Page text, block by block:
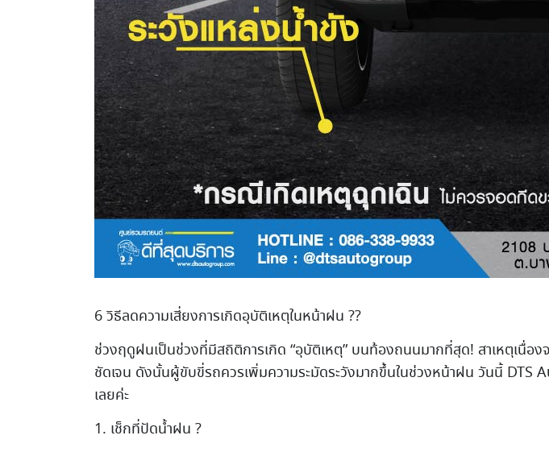
6 วิธีลดความเสี่ยงการเกิดอุบัติเหตุในหน้าฝน ??
ช่วงฤดูฝนเป็นช่วงที่มีสถิติการเกิด “อุบัติเหตุ” บนท้องถนนมากที่สุด! สาเหตุเนื่อ
ชัดเจน ดังนั้นผู้ขับขี่รถควรเพิ่มความระมัดระวังมากขึ้นในช่วงหน้าฝน วันนี้ DTS
เลยค่ะ
1. เช็กที่ปัดน้ำฝน ?